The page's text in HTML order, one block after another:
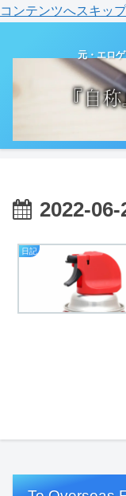
コンテンツへスキップ
元・エロ
2022-06-
日記